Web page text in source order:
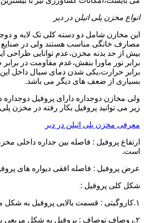
انواع مخزن پلی اتیلن در دیر
این مخازن شامل دو دسته کلی تک لایه و
مصارف خانگی مناسب هستند ولی در صنایع
برابر نور ماورا بنفش،عدم مقاومت در
برابر حرارت،یکی شدن دمای سیال داخل
بسیاری از ضعف های دیگر می باشد.
زیر می توانید پروفیل بکار رفته در مخزن
معرفی مخزن پلی اتیلن در دیر
است.
عرض پروفیل : فاصله افقی دیواره های پروفیل می باشد که
شکل کلی پروفیل :
۱.کاروگیتی : قسمت بالایی پروفیل به شکل منحنی طراحی شده است.
۲.روصاف توصاف : پروفیل به شکل مربعی یا مستطیلی طراحی شده است.